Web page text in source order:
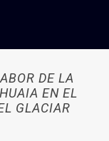
DE LA
EN EL
GLACIAR